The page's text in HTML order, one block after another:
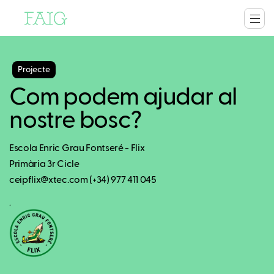
Projecte
Com podem ajudar al
nostre bosc?
Escola Enric Grau Fontseré - Flix
Primària 3r Cicle
ceipflix@xtec.com (+34) 977 411 045
.